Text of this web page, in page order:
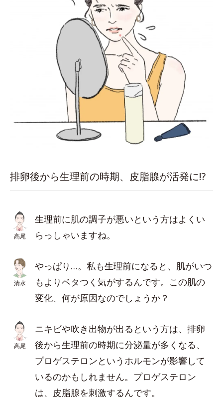
排卵後から生理前の時期、皮脂腺が活発に!?
高尾
生理前に肌の調子が悪いという方はよくい
らっしゃいますね。
清水
やっぱり…。私も生理前になると、肌がいつ
もよりベタつく気がするんです。この肌の
変化、何が原因なのでしょうか？
高尾
ニキビや吹き出物が出るという方は、排卵
後から生理前の時期に分泌量が多くなる、
プロゲステロンというホルモンが影響して
いるのかもしれません。プロゲステロン
は、皮脂腺を刺激するんです。